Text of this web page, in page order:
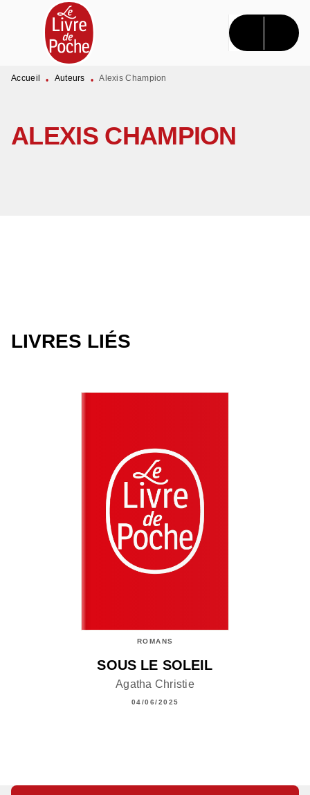
MENU RECHERCHE CONTENU
PIED DE PAGE
Accueil • Auteurs • Alexis Champion
ALEXIS CHAMPION
LIVRES LIÉS
ROMANS
SOUS LE SOLEIL
Agatha Christie
04/06/2025